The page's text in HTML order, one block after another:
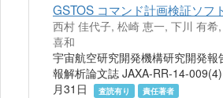
GSTOS コマンド計画検証ソフ
西村 佳代子, 松崎 恵一, 下川 有希
喜和
宇宙航空研究開発機構研究開発報
報解析論文誌 JAXA-RR-14-
月31日
査読有り 責任著者